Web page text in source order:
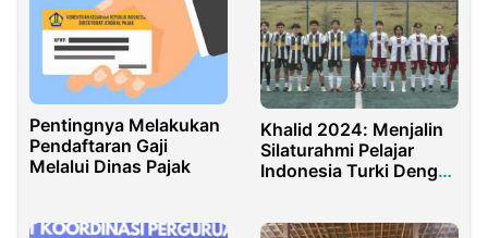
Pentingnya Melakukan
Pendaftaran Gaji
Melalui Dinas Pajak
Khalid 2024: Menjalin
Silaturahmi Pelajar
Indonesia Turki Dengan